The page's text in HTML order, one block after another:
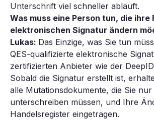
Unterschrift viel schneller abläuft.
Was muss eine Person tun, die ihre
elektronischen Signatur ändern
Lukas: Das Einzige, was Sie tun
QES-qualifizierte elektronische
zertifizierten Anbieter wie der
Sobald die Signatur erstellt ist,
alle Mutationsdokumente, die Sie
unterschreiben müssen, und Ihre
Handelsregister eingetragen.